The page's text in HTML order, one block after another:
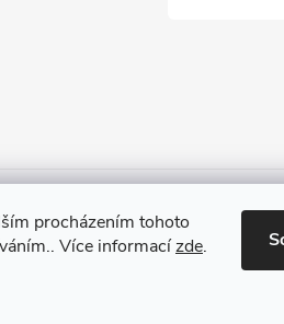
procházením tohoto
Více informacízde.